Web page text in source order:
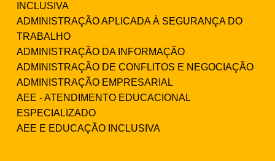
INCLUSIVA
ADMINISTRAÇÃO APLICADA À SEGURANÇA DO
TRABALHO
ADMINISTRAÇÃO DA INFORMAÇÃO
ADMINISTRAÇÃO DE CONFLITOS E NEGOCIAÇÃO
ADMINISTRAÇÃO EMPRESARIAL
AEE - ATENDIMENTO EDUCACIONAL
ESPECIALIZADO
AEE E EDUCAÇÃO INCLUSIVA